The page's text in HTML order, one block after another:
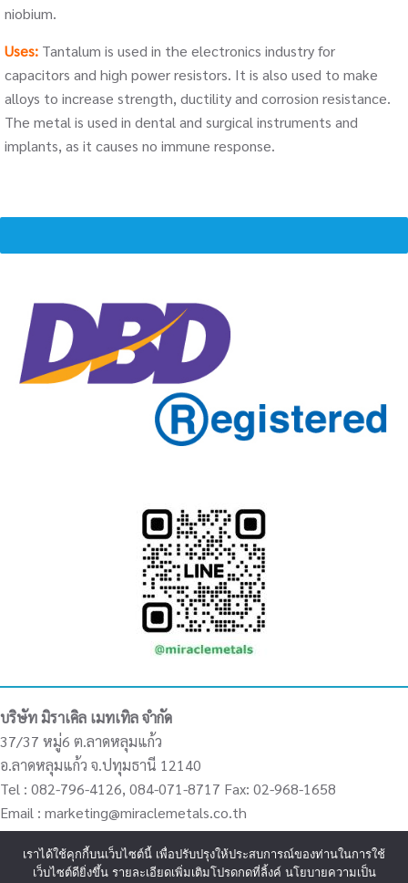
niobium.
Uses: Tantalum is used in the electronics industry for
capacitors and high power resistors. It is also used to make
alloys to increase strength, ductility and corrosion resistance.
The metal is used in dental and surgical instruments and
implants, as it causes no immune response.
บริษัท มิราเคิล เมทเทิล จำกัด
37/37 หมู่6 ต.ลาดหลุมแก้ว
อ.ลาดหลุมแก้ว จ.ปทุมธานี 12140
Tel : 082-796-4126, 084-071-8717 Fax: 02-968-1658
Email : marketing@miraclemetals.co.th
เราได้ใช้คุกกี้บนเว็บไซต์นี้ เพื่อปรับปรุงให้ประสบการณ์ของท่านในการใช้
เว็บไซต์ดียิ่งขึ้น รายละเอียดเพิ่มเติมโปรดกดที่ลิ้งค์ นโยบายความเป็น